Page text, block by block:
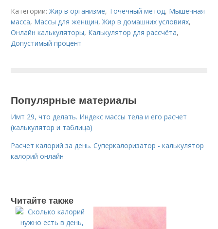
Категории:Жир в организме, Точечный метод, Мышечная
масса, Массы для женщин,Жир в домашних условиях,
Онлайн калькуляторы, Калькулятор для рассчёта,
Допустимый процент
Популярные материалы
Имт 29, что делать. Индекс массы тела и его расчет
(калькулятор и таблица)
Расчет калорий за день. Суперкалоризатор - калькулятор
калорий онлайн
Читайте также